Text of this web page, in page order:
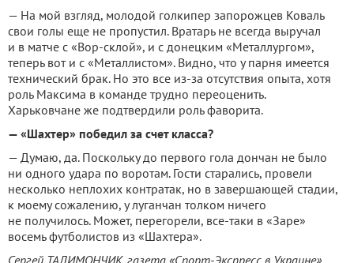
— На мой взгляд, молодой голкипер запо­рожцев Коваль
свои голы еще не пропустил. Вратарь не всегда выручал
и в матче с «Вор-склой», и с донецким «Металлургом»,
теперь вот и с «Металлистом». Видно, что у парня имеется
технический брак. Но это все из-за отсутствия опыта, хотя
роль Максима в ко­манде трудно переоценить.
Харьковчане же подтвердили роль фаворита.
— «Шахтер» победил за счет класса?
— Думаю, да. Поскольку до первого гола дончан не было
ни одного удара по воротам. Гости старались, провели
несколько непло­хих контратак, но в завершающей стадии,
к моему сожалению, у луганчан толком ничего
не получилось. Может, перегорели, все-таки в «Заре»
восемь футболистов из «Шахтера».
Сергей ТАЛИМОНЧИК, газета «Спорт-Экспресс в Украине»